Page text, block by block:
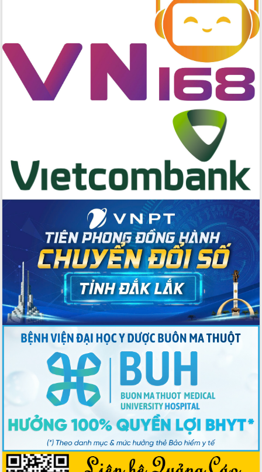
giải phóng mặt bằng Tuyến đường bộ
ven biển
Đắk Lắk nỗ lực thúc đẩy tăng trưởng
kinh tế từ 10% trở lên trong Quý
II/2026
Thứ trưởng Bộ Y tế làm việc với tỉnh
Đắk Lắk về phát triển nhân lực y tế
cho trạm y tế cấp xã
Du lịch Đắk Lắk nâng tầm trải nghiệm
du khách thông qua Hệ thống cơ sở dữ
Tập huấn ứng dụng trí tuệ nhân tạo (AI)
trong thương mại điện tử năm 2026
Đoàn đại biểu Quốc hội tỉnh Đắk Lắk
trao đổi thông tin trước Kỳ họp thứ
nhất, Quốc hội khóa XVI
Quyết liệt cải cách hành chính, khơi
thông nguồn lực phát triển
Nâng cao hiệu lực, hiệu quả HĐND
tỉnh thông qua hiện đại hóa hành chính
Xã Ea Phê gắn cải cách hành chính với
chuyển đổi số
Phó Chủ tịch Thường trực UBND tỉnh
Hồ Thị Nguyên Thảo làm việc tại Trung
tâm Phục vụ hành chính công xã Ea
Phê
Xây dựng nền hành chính số đồng
hành cùng nông dân dân, doanh nghiệp
Giai đoạn 2026-2030, Đắk Lắk phấn